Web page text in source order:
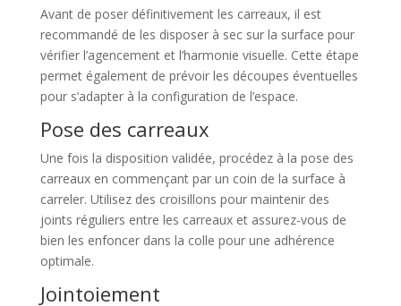
Avant de poser définitivement les carreaux, il est
recommandé de les disposer à sec sur la surface pour
vérifier l’agencement et l’harmonie visuelle. Cette étape
permet également de prévoir les découpes éventuelles
pour s’adapter à la configuration de l’espace.
Pose des carreaux
Une fois la disposition validée, procédez à la pose des
carreaux en commençant par un coin de la surface à
carreler. Utilisez des croisillons pour maintenir des
joints réguliers entre les carreaux et assurez-vous de
bien les enfoncer dans la colle pour une adhérence
optimale.
Jointoiement